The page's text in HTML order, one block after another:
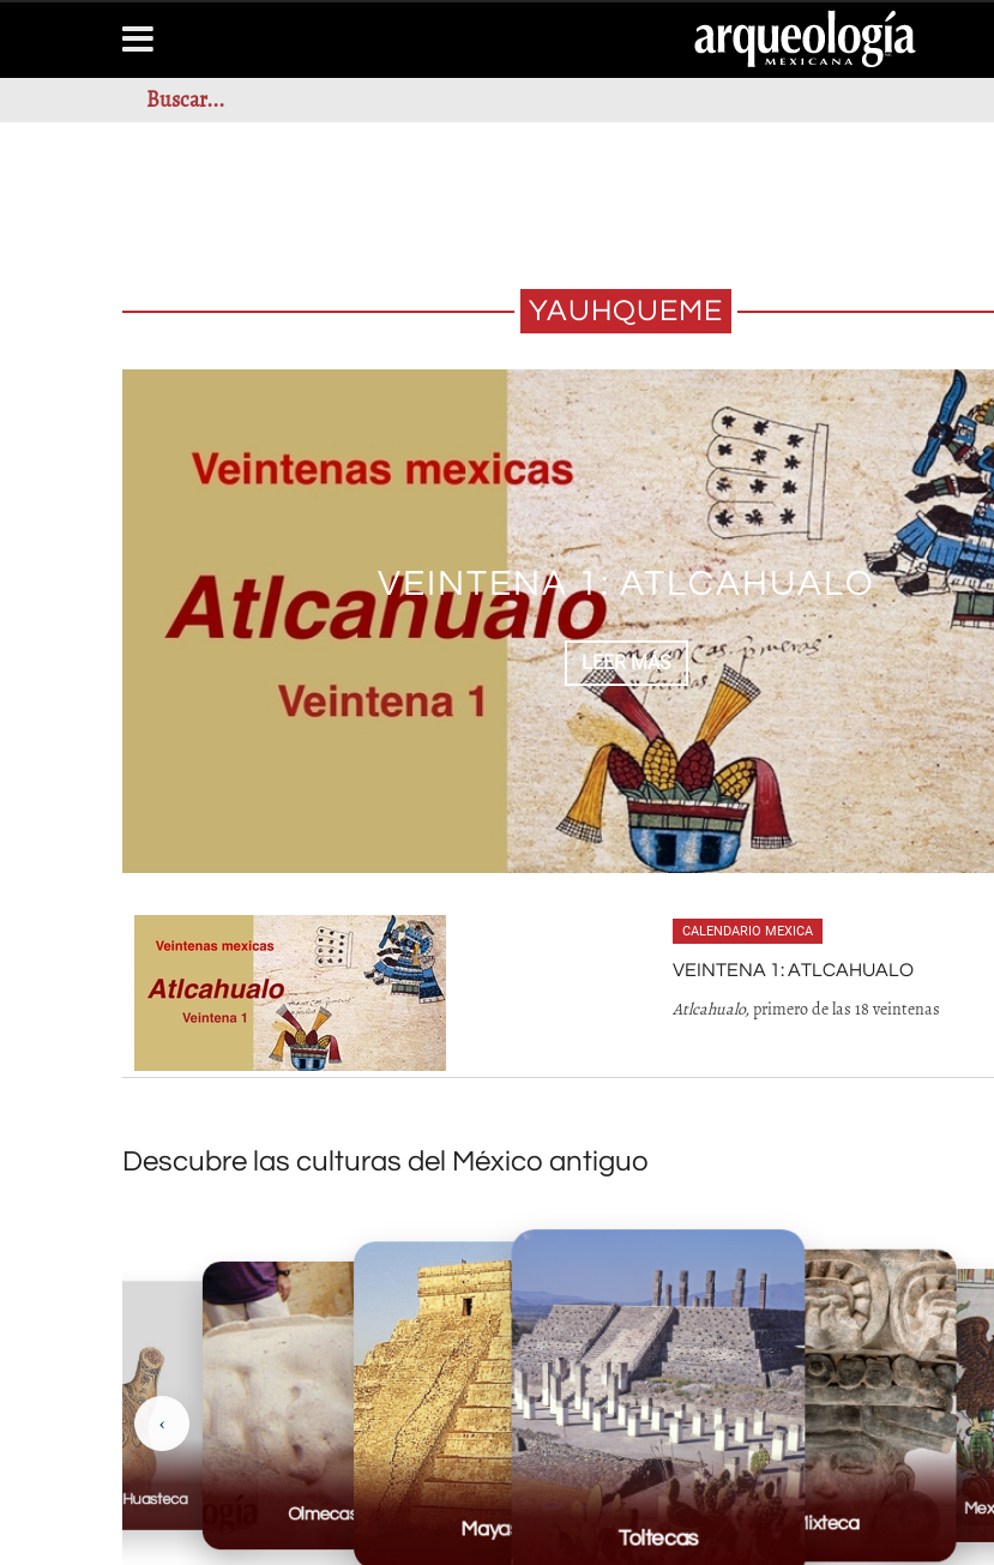
YAUHQUEME
VEINTENA 1: ATLCAHUALO
LEER MÁS
CALENDARIO MEXICA
VEINTENA 1: ATLCAHUALO
Atlcahualo,primero de las 18 veintenas
Descubre las culturas del México antiguo
Mayas
Toltecas
Mixteca
Mexicas
Huasteca
Olmecas
‹